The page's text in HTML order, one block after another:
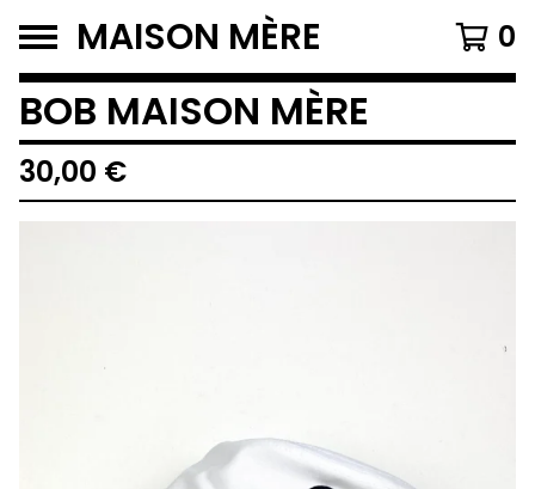
MAISON MÈRE 0
BOB MAISON MÈRE
30,00 €